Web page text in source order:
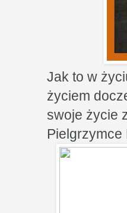
Jak to w
życiem
swoje życie
Pielgrzymce